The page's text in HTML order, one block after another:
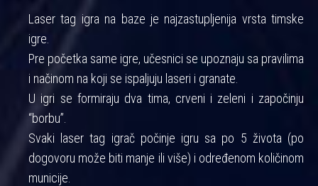
Laser tag igra na baze je najzastupljenija vrsta timske
igre.
Pre početka same igre, učesnici se upoznaju sa pravilima
i načinom na koji se ispaljuju laseri i granate.
U igri se formiraju dva tima, crveni i zeleni i započinju
“borbu”.
Svaki laser tag igrač počinje igru sa po 5 života (po
dogovoru može biti manje ili više) i određenom količinom
municije.